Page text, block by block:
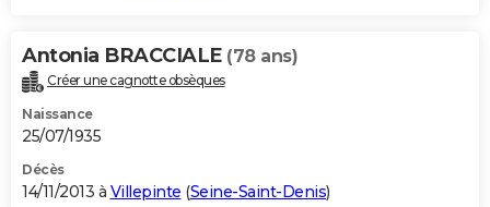
Antonia BRACCIALE (78 ans)
Créer une cagnotte obsèques
Naissance
25/07/1935
Décès
14/11/2013 à Villepinte (Seine-Saint-Denis)